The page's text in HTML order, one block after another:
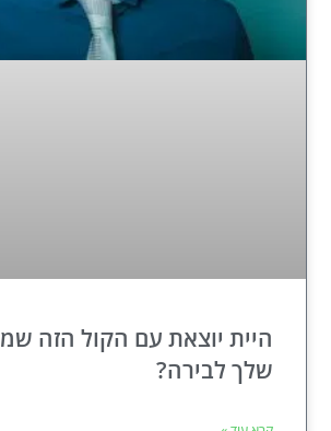
היית יוצאת עם הקול הזה
שלך לבירה?